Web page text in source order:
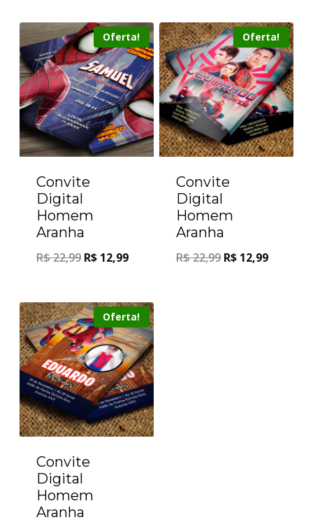
Oferta!
Convite
Digital
Homem
Aranha
R$22,99 R$ 12,99
Oferta!
Convite
Digital
Homem
Aranha
R$22,99 R$ 12,99
Oferta!
Convite
Digital
Homem
Aranha